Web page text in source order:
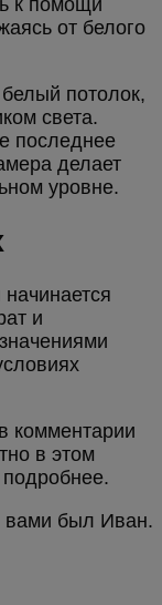
к помощи
от белого
потолок,
света.
последнее
делает
уровне.
и
комментарии
в этом
вами был Иван.